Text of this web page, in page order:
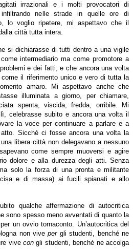
irrazionali e i molti provocatori di
nelle strade in quelle ore di
lo voglio ripetere, mi aspettavo che il
città tutta intera.
si dichiarasse di tutti dentro a una vigile
intermediario ma come promotore a
e dei fatti; e che ancora una volta
il riferimento unico e vero di tutta la
amaro. Mi aspettavo anche che
illuminata a giorno, per chiamare,
spenta, viscida, fredda, orribile. Mi
celebrasse subito e ancora una volta il
la voce per continuare a parlare e a
Sicché ci fosse ancora una volta la
libera città non delegavano a nessuno
come sempre muoversi e agire
dolore e alla durezza degli atti. Senza
solo la forza di una pronta e militante
e di massa) ai fucili spianati e allo
qualche affermazione di autocritica
sono spesso meno avventati di quanto la
un ovvio tornaconto. Un’autocritica del
non vivepergli studenti, benché ne
vive con gli studenti, benché ne accolga